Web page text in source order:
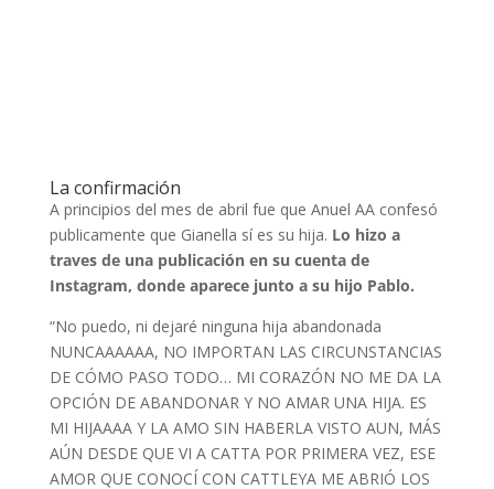
La confirmación
A principios del mes de abril fue que Anuel AA confesó
publicamente que Gianella sí es su hija. Lo hizo a
traves de una publicación en su cuenta de
Instagram, donde aparece junto a su hijo Pablo.
“No puedo, ni dejaré ninguna hija abandonada
NUNCAAAAAA, NO IMPORTAN LAS CIRCUNSTANCIAS
DE CÓMO PASO TODO… MI CORAZÓN NO ME DA LA
OPCIÓN DE ABANDONAR Y NO AMAR UNA HIJA. ES
MI HIJAAAA Y LA AMO SIN HABERLA VISTO AUN, MÁS
AÚN DESDE QUE VI A CATTA POR PRIMERA VEZ, ESE
AMOR QUE CONOCÍ CON CATTLEYA ME ABRIÓ LOS